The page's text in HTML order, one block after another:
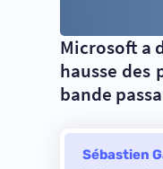
Microsoft a
hausse des
bande
Sébastien